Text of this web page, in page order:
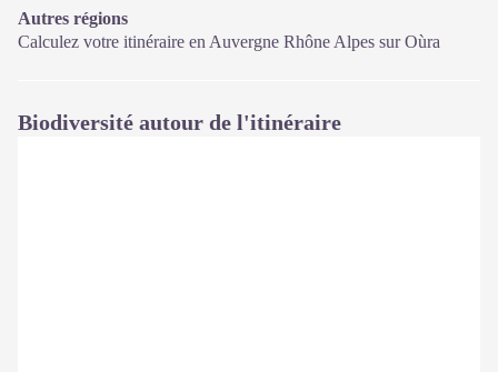
Autres régions
Calculez votre itinéraire en Auvergne Rhône Alpes surOùra
Biodiversité autour de l'itinéraire